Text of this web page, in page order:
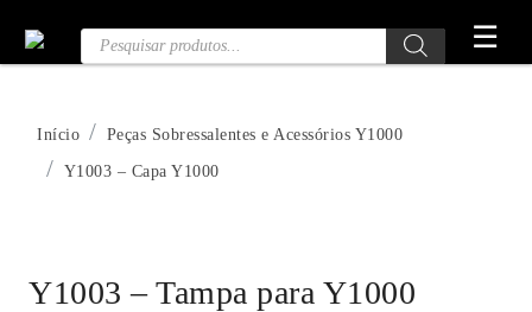
para
o
Pesquisa
☰
Início Peças Sobressalentes e Acessórios Y1000
Y1003 – Capa Y1000
Y1003 – Tampa para Y1000